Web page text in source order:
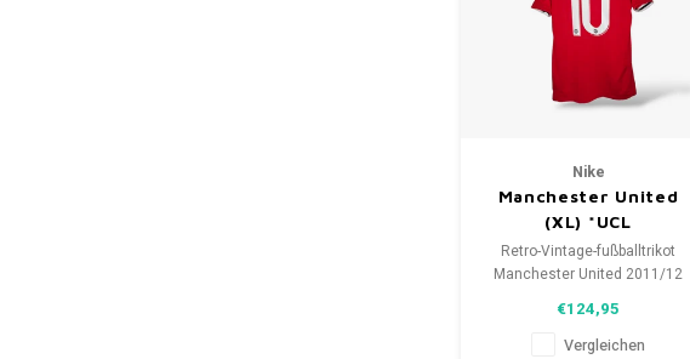
Nike
Manchester United
(XL) *UCL
Retro-Vintage-fußballtrikot
Manchester United 2011/12
Gesamtzustand des Hemdes:
9.5/10 (gebraucht)
€124,95
Vergleichen